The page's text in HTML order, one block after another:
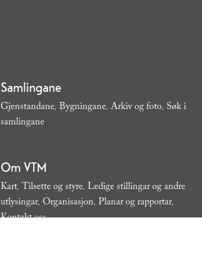
Samlingane
Gjenstandane, Bygningane, Arkiv og foto, Søk i
samlingane
Om VTM
Kart, Tilsette og styre, Ledige stillingar og andre
utlysingar, Organisasjon, Planar og rapportar,
Kontakt oss,